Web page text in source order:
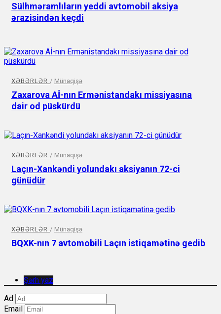
Sülhməramlıların yeddi avtomobil aksiya
ərazisindən keçdi
XƏBƏRLƏR / Münaqişə
Zaxarova Aİ-nın Ermənistandakı missiyasına
dair od püskürdü
XƏBƏRLƏR / Münaqişə
Laçın-Xankəndi yolundakı aksiyanın 72-ci
günüdür
XƏBƏRLƏR / Münaqişə
BQXK-nın 7 avtomobili Laçın istiqamətinə gedib
Şərh yaz
Ad
Email